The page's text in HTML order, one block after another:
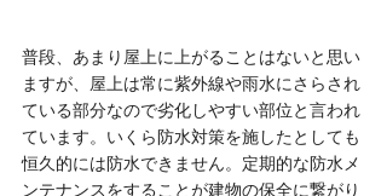
普段、あまり屋上に上がることはないと思い
ますが、屋上は常に紫外線や雨水にさらされ
ている部分なので劣化しやすい部位と言われ
ています。いくら防水対策を施したとしても
恒久的には防水できません。定期的な防水メ
ンテナンスをすることが建物の保全に繋がり